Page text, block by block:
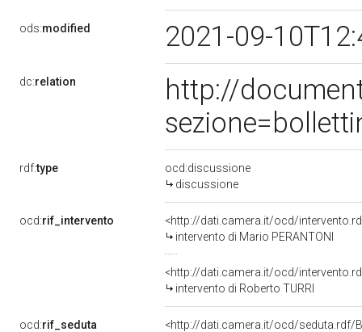
ods:modified 2021-09-
dc:relation
http://
rdf:type
ocd:discussione
discussione
ocd:rif_intervento
<http://dati.camera.it/ocd/
intervento di Mario PERANTONI
<http://dati.camera.it/ocd/
intervento di Roberto TURRI
ocd:rif_seduta
<http://dati.camera.it/ocd/seduta.rdf/